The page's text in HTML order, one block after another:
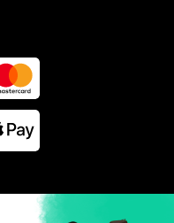
la base de donnée